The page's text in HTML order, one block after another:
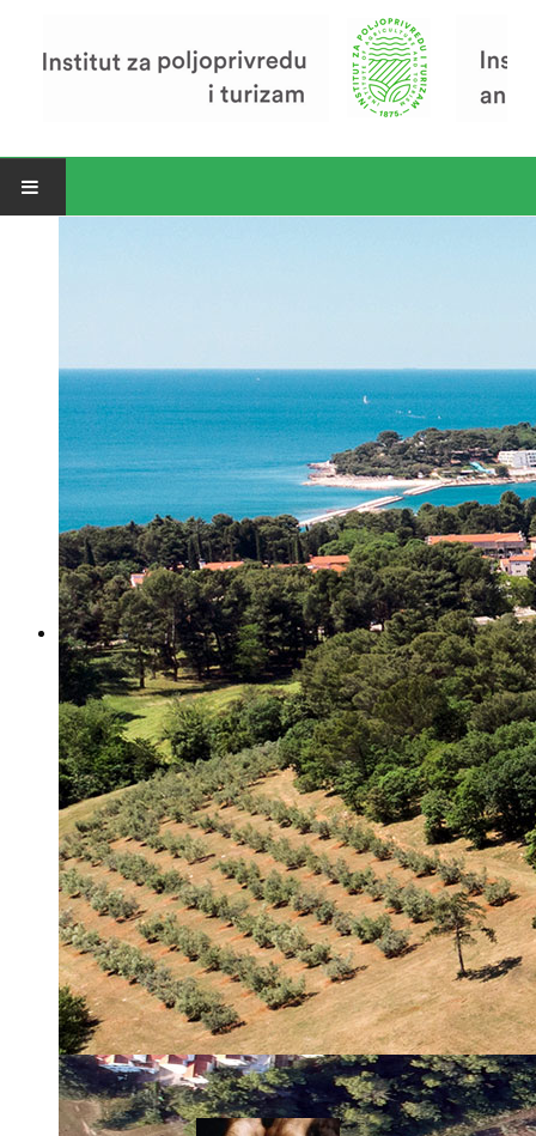
Zavod za poljoprivredu i prehranu
Zavod za ekonomiku i razvoj poljoprivrede
Zavod za turizam
Pokusno poljoprivredno imanje
Zaposlenici
Euraxess
Misija i vizija
Upravno Vijeće
Rad Upravnog vijeća
Znanstveno Vijeće
Rad Znanstvenog vijeća
Etičko povjerenstvo
Etički kodeks
Financiranje
Proračun
Potpore
PROGRAMSKO FINANCIRANJE
Izvještavanje po uredbi
Projekti Instituta
Dialogue4Tourism
REVIVE
WASTEREDUCE
MITOMED+
WINTERMED
CASTWATER
INHERIT
CONSUMLESS PLUS
IstraOILFest
ARHIVA PROJEKATA